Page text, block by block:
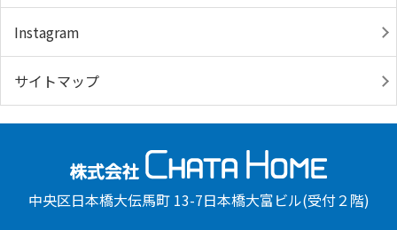
Instagram
サイトマップ
中央区日本橋大伝馬町 13-7日本橋大富ビル(受付２階)